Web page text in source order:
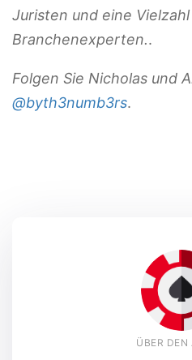
Juristen und eine
Branchenexperten..
Folgen Sie Nicholas und
@byth3numb3rs.
ÜBER DEN